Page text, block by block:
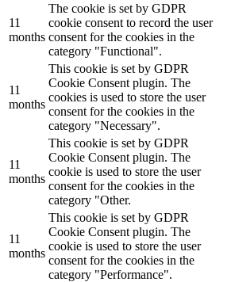
11
months
The cookie is set by GDPR
cookie consent to record the user
consent for the cookies in the
category "Functional".
11
months
This cookie is set by GDPR
Cookie Consent plugin. The
cookies is used to store the user
consent for the cookies in the
category "Necessary".
11
months
This cookie is set by GDPR
Cookie Consent plugin. The
cookie is used to store the user
consent for the cookies in the
category "Other.
11
months
This cookie is set by GDPR
Cookie Consent plugin. The
cookie is used to store the user
consent for the cookies in the
category "Performance".